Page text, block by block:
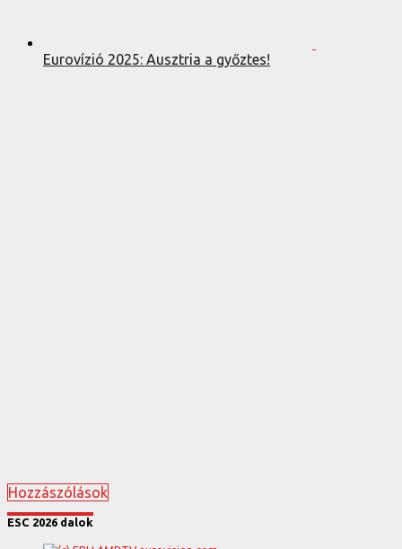
Eurovízió 2025: Ausztria a győztes!
Hozzászólások
ESC 2026 dalok